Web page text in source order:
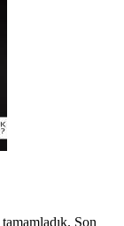
Son